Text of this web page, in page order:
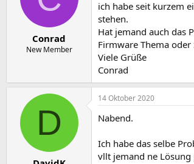
l
t
a
m
Conrad
New Member
ich habe seit kurzem
stehen.
Hat jemand auch das
Firmware Thema
Viele Grüße
Conrad
D
14 Oktober 2020
Nabend.
Ich habe das selbe
vllt jemand ne Lösung